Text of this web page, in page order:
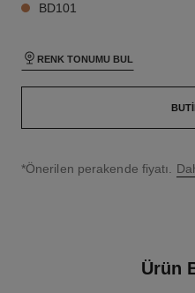
BD101
RENK TONUMU BUL
↩
*Önerilen perakende fiyatı.
Ürün